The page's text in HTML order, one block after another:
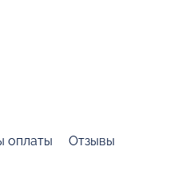
оплаты
Отзывы